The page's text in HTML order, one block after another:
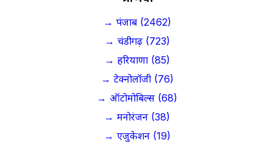
→ पंजाब (2462)
→ चंडीगढ़ (723)
→ हरियाणा (85)
→ टेक्नोलॉजी (76)
→ ऑटोमोबिल्स (68)
→ मनोरंजन (38)
→ एजुकेशन (19)